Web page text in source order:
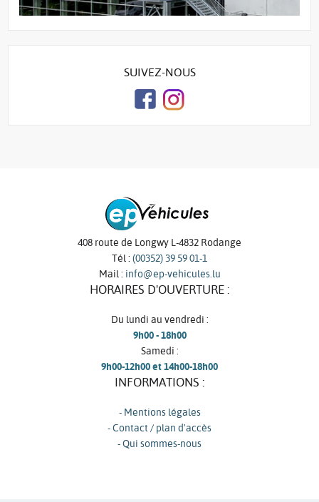
SUIVEZ-NOUS
408 route de Longwy L-4832 Rodange
Tél : (00352) 39 59 01-1
Mail : info@ep-vehicules.lu
HORAIRES D'OUVERTURE :
Du lundi au vendredi :
9h00 - 18h00
Samedi :
9h00-12h00 et 14h00-18h00
INFORMATIONS :
- Mentions légales
- Contact / plan d'accès
- Qui sommes-nous